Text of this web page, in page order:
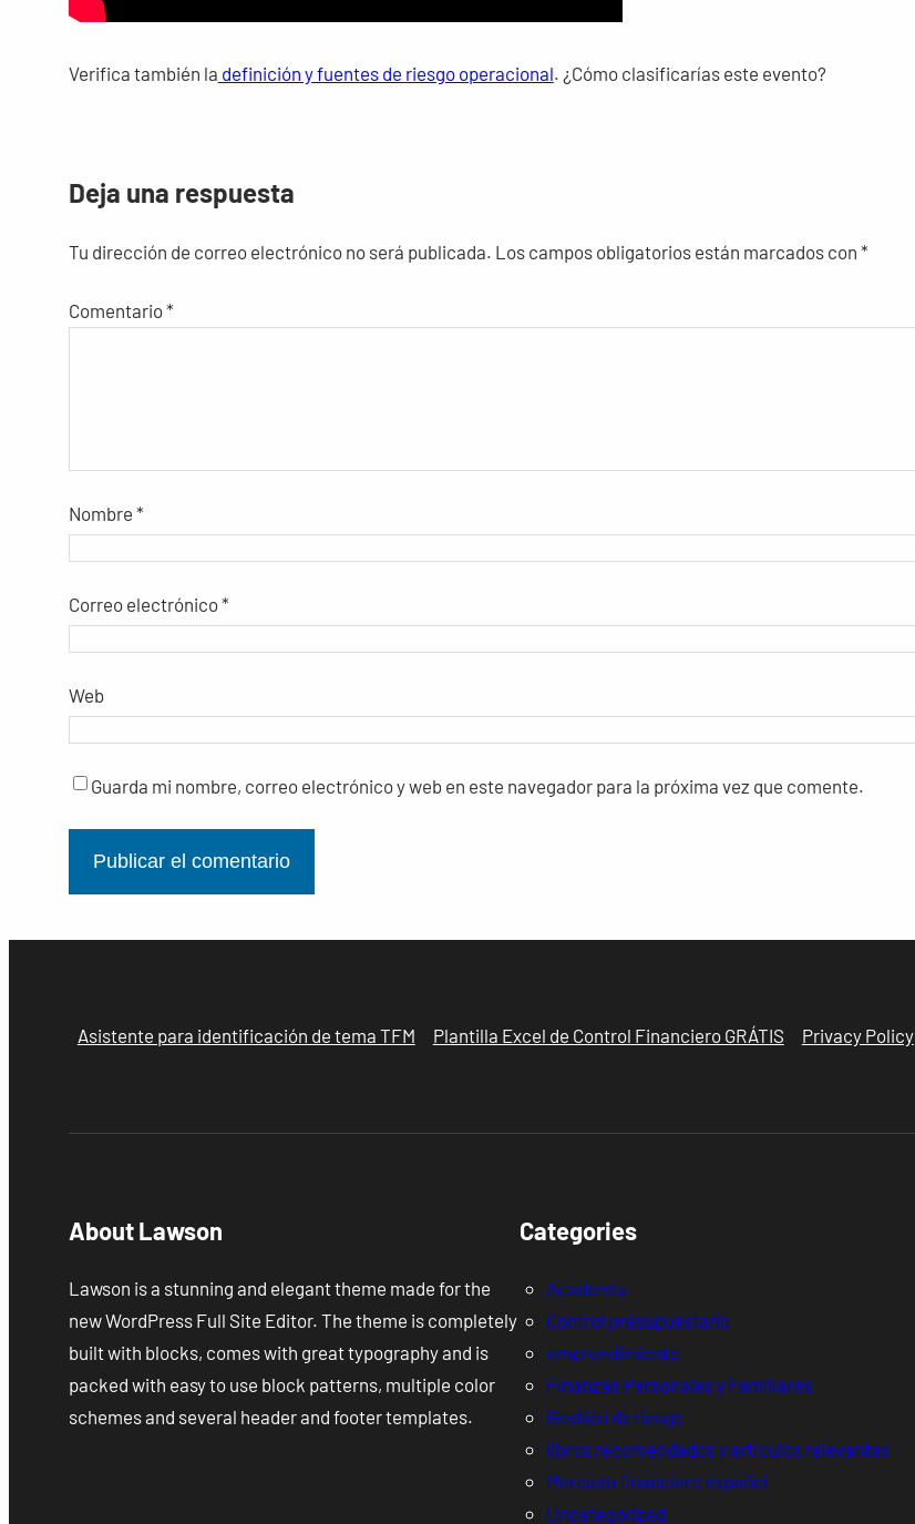
Verifica también la definición y fuentes de riesgo operacional. ¿Cómo clasificarías este evento?
Deja una respuesta
Tu dirección de correo electrónico no será publicada. Los campos obligatorios están marcados con *
Comentario*
Nombre *
Correo electrónico*
Web
Guarda mi nombre, correo electrónico y web en este navegador para la próxima vez que comente.
Asistente para identificación de tema TFM Plantilla Excel de Control Financiero GRÁTIS Privacy Policy
About Lawson
Lawson is a stunning and elegant theme made for the
new WordPress Full Site Editor. The theme is completely
built with blocks, comes with great typography and is
packed with easy to use block patterns, multiple color
schemes and several header and footer templates.
Categories
Academia
Control presupuestario
emprendimiento
Finanzas Personales y Familiares
Gestión de riesgo
libros recomendados y artículos relevantes
Mercado financiero español
Uncategorized